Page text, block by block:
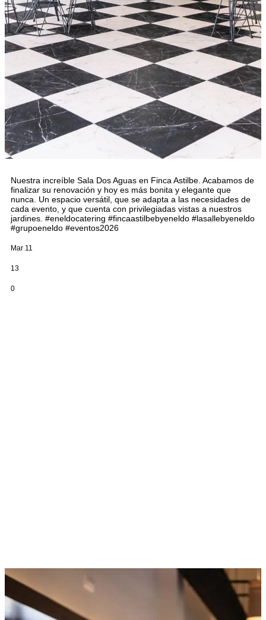
Nuestra increíble Sala Dos Aguas en Finca Astilbe. Acabamos de
finalizar su renovación y hoy es más bonita y elegante que
nunca. Un espacio versátil, que se adapta a las necesidades de
cada evento, y que cuenta con privilegiadas vistas a nuestros
jardines. #eneldocatering #fincaastilbebyeneldo #lasallebyeneldo
#grupoeneldo #eventos2026
Mar 11
13
0